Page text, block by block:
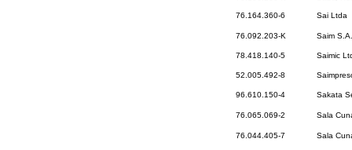
76.164.360-6 Sai Ltda
76.092.203-K Saim S.A.
78.418.140-5 Saimic
52.005.492-8
96.610.150-4 Sakata
76.065.069-2 Sala
76.044.405-7 Sala